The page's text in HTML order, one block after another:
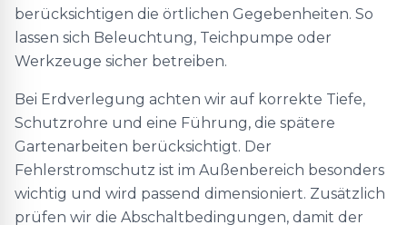
berücksichtigen die örtlichen Gegebenheiten. So
lassen sich Beleuchtung, Teichpumpe oder
Werkzeuge sicher betreiben.
Bei Erdverlegung achten wir auf korrekte Tiefe,
Schutzrohre und eine Führung, die spätere
Gartenarbeiten berücksichtigt. Der
Fehlerstromschutz ist im Außenbereich besonders
wichtig und wird passend dimensioniert. Zusätzlich
prüfen wir die Abschaltbedingungen, damit der